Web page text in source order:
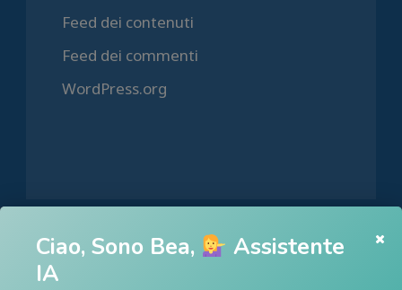
Feed dei contenuti
Feed dei commenti
WordPress.org
HOME
Ciao, Sono Bea,
Assistente
IA